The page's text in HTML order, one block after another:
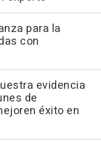
para la
con
evidencia
de
éxito en